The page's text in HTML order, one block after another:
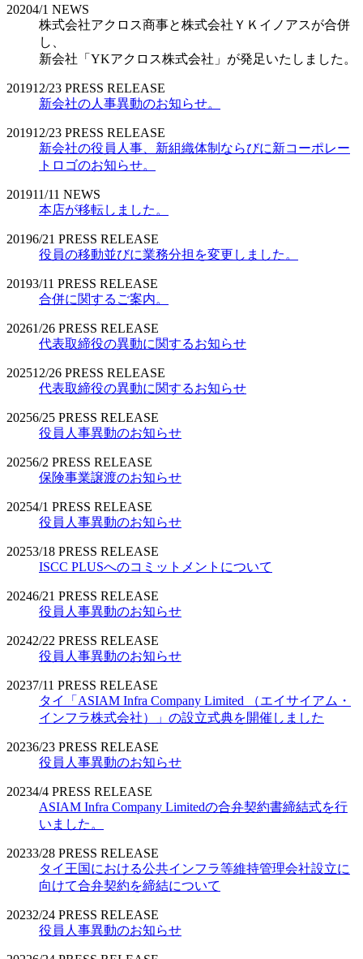
20204/1 NEWS
株式会社アクロス商事と株式会社ＹＫイノアスが合併
し、
新会社「YKアクロス株式会社」が発足いたしました。
201912/23 PRESS RELEASE
新会社の人事異動のお知らせ。
201912/23 PRESS RELEASE
新会社の役員人事、新組織体制ならびに新コーポレー
トロゴのお知らせ。
201911/11 NEWS
本店が移転しました。
20196/21 PRESS RELEASE
役員の移動並びに業務分担を変更しました。
20193/11 PRESS RELEASE
合併に関するご案内。
20261/26 PRESS RELEASE
代表取締役の異動に関するお知らせ
202512/26 PRESS RELEASE
代表取締役の異動に関するお知らせ
20256/25 PRESS RELEASE
役員人事異動のお知らせ
20256/2 PRESS RELEASE
保険事業譲渡のお知らせ
20254/1 PRESS RELEASE
役員人事異動のお知らせ
20253/18 PRESS RELEASE
ISCC PLUSへのコミットメントについて
20246/21 PRESS RELEASE
役員人事異動のお知らせ
20242/22 PRESS RELEASE
役員人事異動のお知らせ
20237/11 PRESS RELEASE
タイ「ASIAM Infra Company Limited （エイサイアム・
インフラ株式会社）」の設立式典を開催しました
20236/23 PRESS RELEASE
役員人事異動のお知らせ
20234/4 PRESS RELEASE
ASIAM Infra Company Limitedの合弁契約書締結式を行
いました。
20233/28 PRESS RELEASE
タイ王国における公共インフラ等維持管理会社設立に
向けて合弁契約を締結について
20232/24 PRESS RELEASE
役員人事異動のお知らせ